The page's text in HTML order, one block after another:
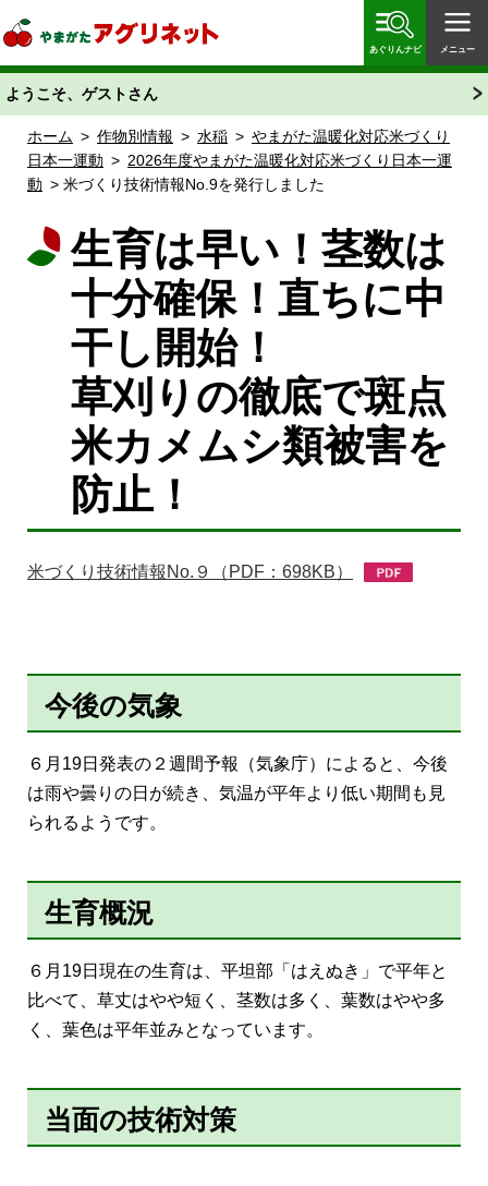
「あぐりん」
あぐりんナビ メニュー
ようこそ、ゲストさん
ホーム > 作物別情報 > 水稲 > やまがた温暖化対応米づくり
日本一運動 > 2026年度やまがた温暖化対応米づくり日本一運
動 > 米づくり技術情報No.9を発行しました
生育は早い！茎数は
十分確保！直ちに中
干し開始！
草刈りの徹底で斑点
米カメムシ類被害を
防止！
米づくり技術情報No.９（PDF：698KB）
今後の気象
６月19日発表の２週間予報（気象庁）によると、今後
は雨や曇りの日が続き、気温が平年より低い期間も見
られるようです。
生育概況
６月19日現在の生育は、平坦部「はえぬき」で平年と
比べて、草丈はやや短く、茎数は多く、葉数はやや多
く、葉色は平年並みとなっています。
当面の技術対策